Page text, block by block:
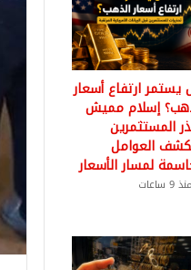
ارتفاع أسعار
إسلام مميش
المستثمرين
العوامل
لمسار الأسعار
منذ 9 ساعات